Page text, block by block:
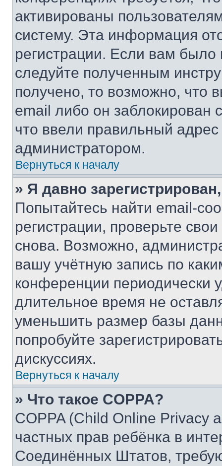
активированы
систему. Эта информация
регистрации. Если вам
следуйте полученным
получено, то возможно, что
email либо он
что ввели правильный адрес
администратором.
Вернуться к началу
» Я давно
Попытайтесь найти email-
регистрации, проверьте
снова. Возможно,
вашу учётную запись по
конференции периодически
длительное время не
уменьшить размер базы
попробуйте
дискуссиях.
Вернуться к началу
» Что такое COPPA?
COPPA (Child Online Privacy
частных прав ребёнка в
Соединённых Штатов,